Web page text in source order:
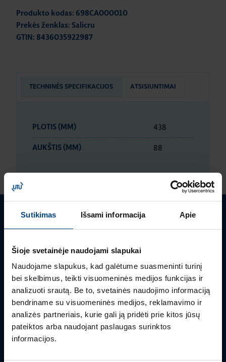
Sutikimas Išsami informacija Apie
Šioje svetainėje naudojami slapukai
Naudojame slapukus, kad galėtume suasmeninti turinį
bei skelbimus, teikti visuomeninės medijos funkcijas ir
analizuoti srautą. Be to, svetainės naudojimo informaciją
bendriname su visuomeninės medijos, reklamavimo ir
analizės partneriais, kurie gali ją pridėti prie kitos jūsų
pateiktos arba naudojant paslaugas surinktos
informacijos.
Produkto kodas: 698CA000010
Prekės ženklas: Salicru
GTIN: 8436035922987
TECHNINĖS SPECIFIKACIJOS ATSISIUNTIMAI
PLOTIS (MM) 438
AUKŠTIS (MM) 88
Turite klausimų? Susisiekite
Mielai atsakysime į Jums aktualius klausimus.